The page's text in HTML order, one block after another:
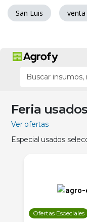
San Luis
Feria
Ver ofertas
Especial usados
Ofertas Especiales